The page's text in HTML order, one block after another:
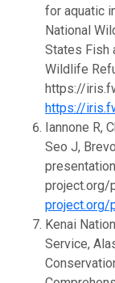
for aquatic
National
States Fish
Wildlife
https://
https://
Iannone R,
Seo J,
project.org/
project.org/
Kenai
Service,